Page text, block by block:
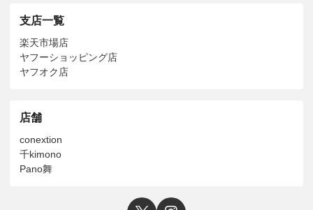
支店一覧
楽天市場店
ヤフーショッピング店
ヤフオク店
店舗
conextion
千kimono
Pano舞